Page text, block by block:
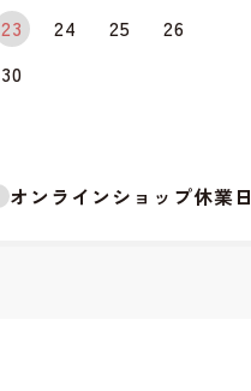
23 24 25
26
30
オンラインショップ休業日